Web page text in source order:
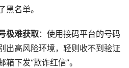
黑名单。
极难获取：使用接码平台的号码
出高风险环境，轻则收不到验证
下发“欺诈红信”。